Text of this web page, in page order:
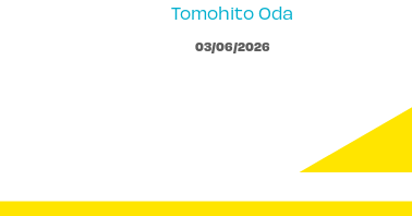
Tomohito Oda
03/06/2026